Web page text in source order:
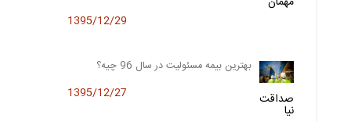
1395/12/29
صداقت
نیا
بهترین بیمه مسئولیت در سال 96 چیه؟
1395/12/27